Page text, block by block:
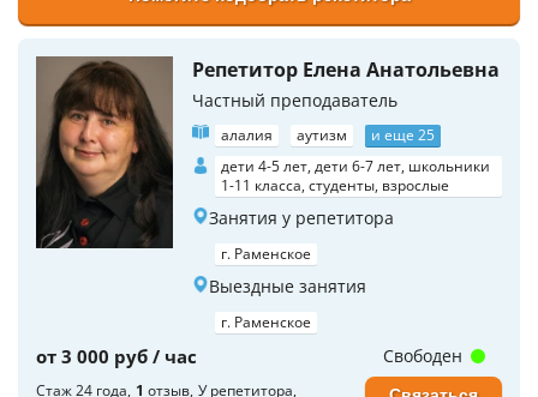
Репетитор Елена Анатольевна
Частный преподаватель
алалия аутизм
и еще 25
дети 4-5 лет, дети 6-7 лет, школьники
1-11 класса, студенты, взрослые
Занятия у репетитора
г. Раменское
Выездные занятия
г. Раменское
от 3 000 руб / час
Стаж 24 года 1 отзыв У репетитора
Свободен